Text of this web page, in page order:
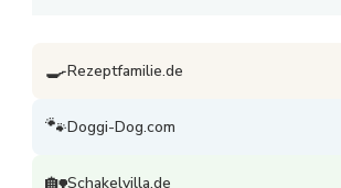
🍳Rezeptfamilie.de
🐾Doggi-Dog.com
Schakelvilla.de